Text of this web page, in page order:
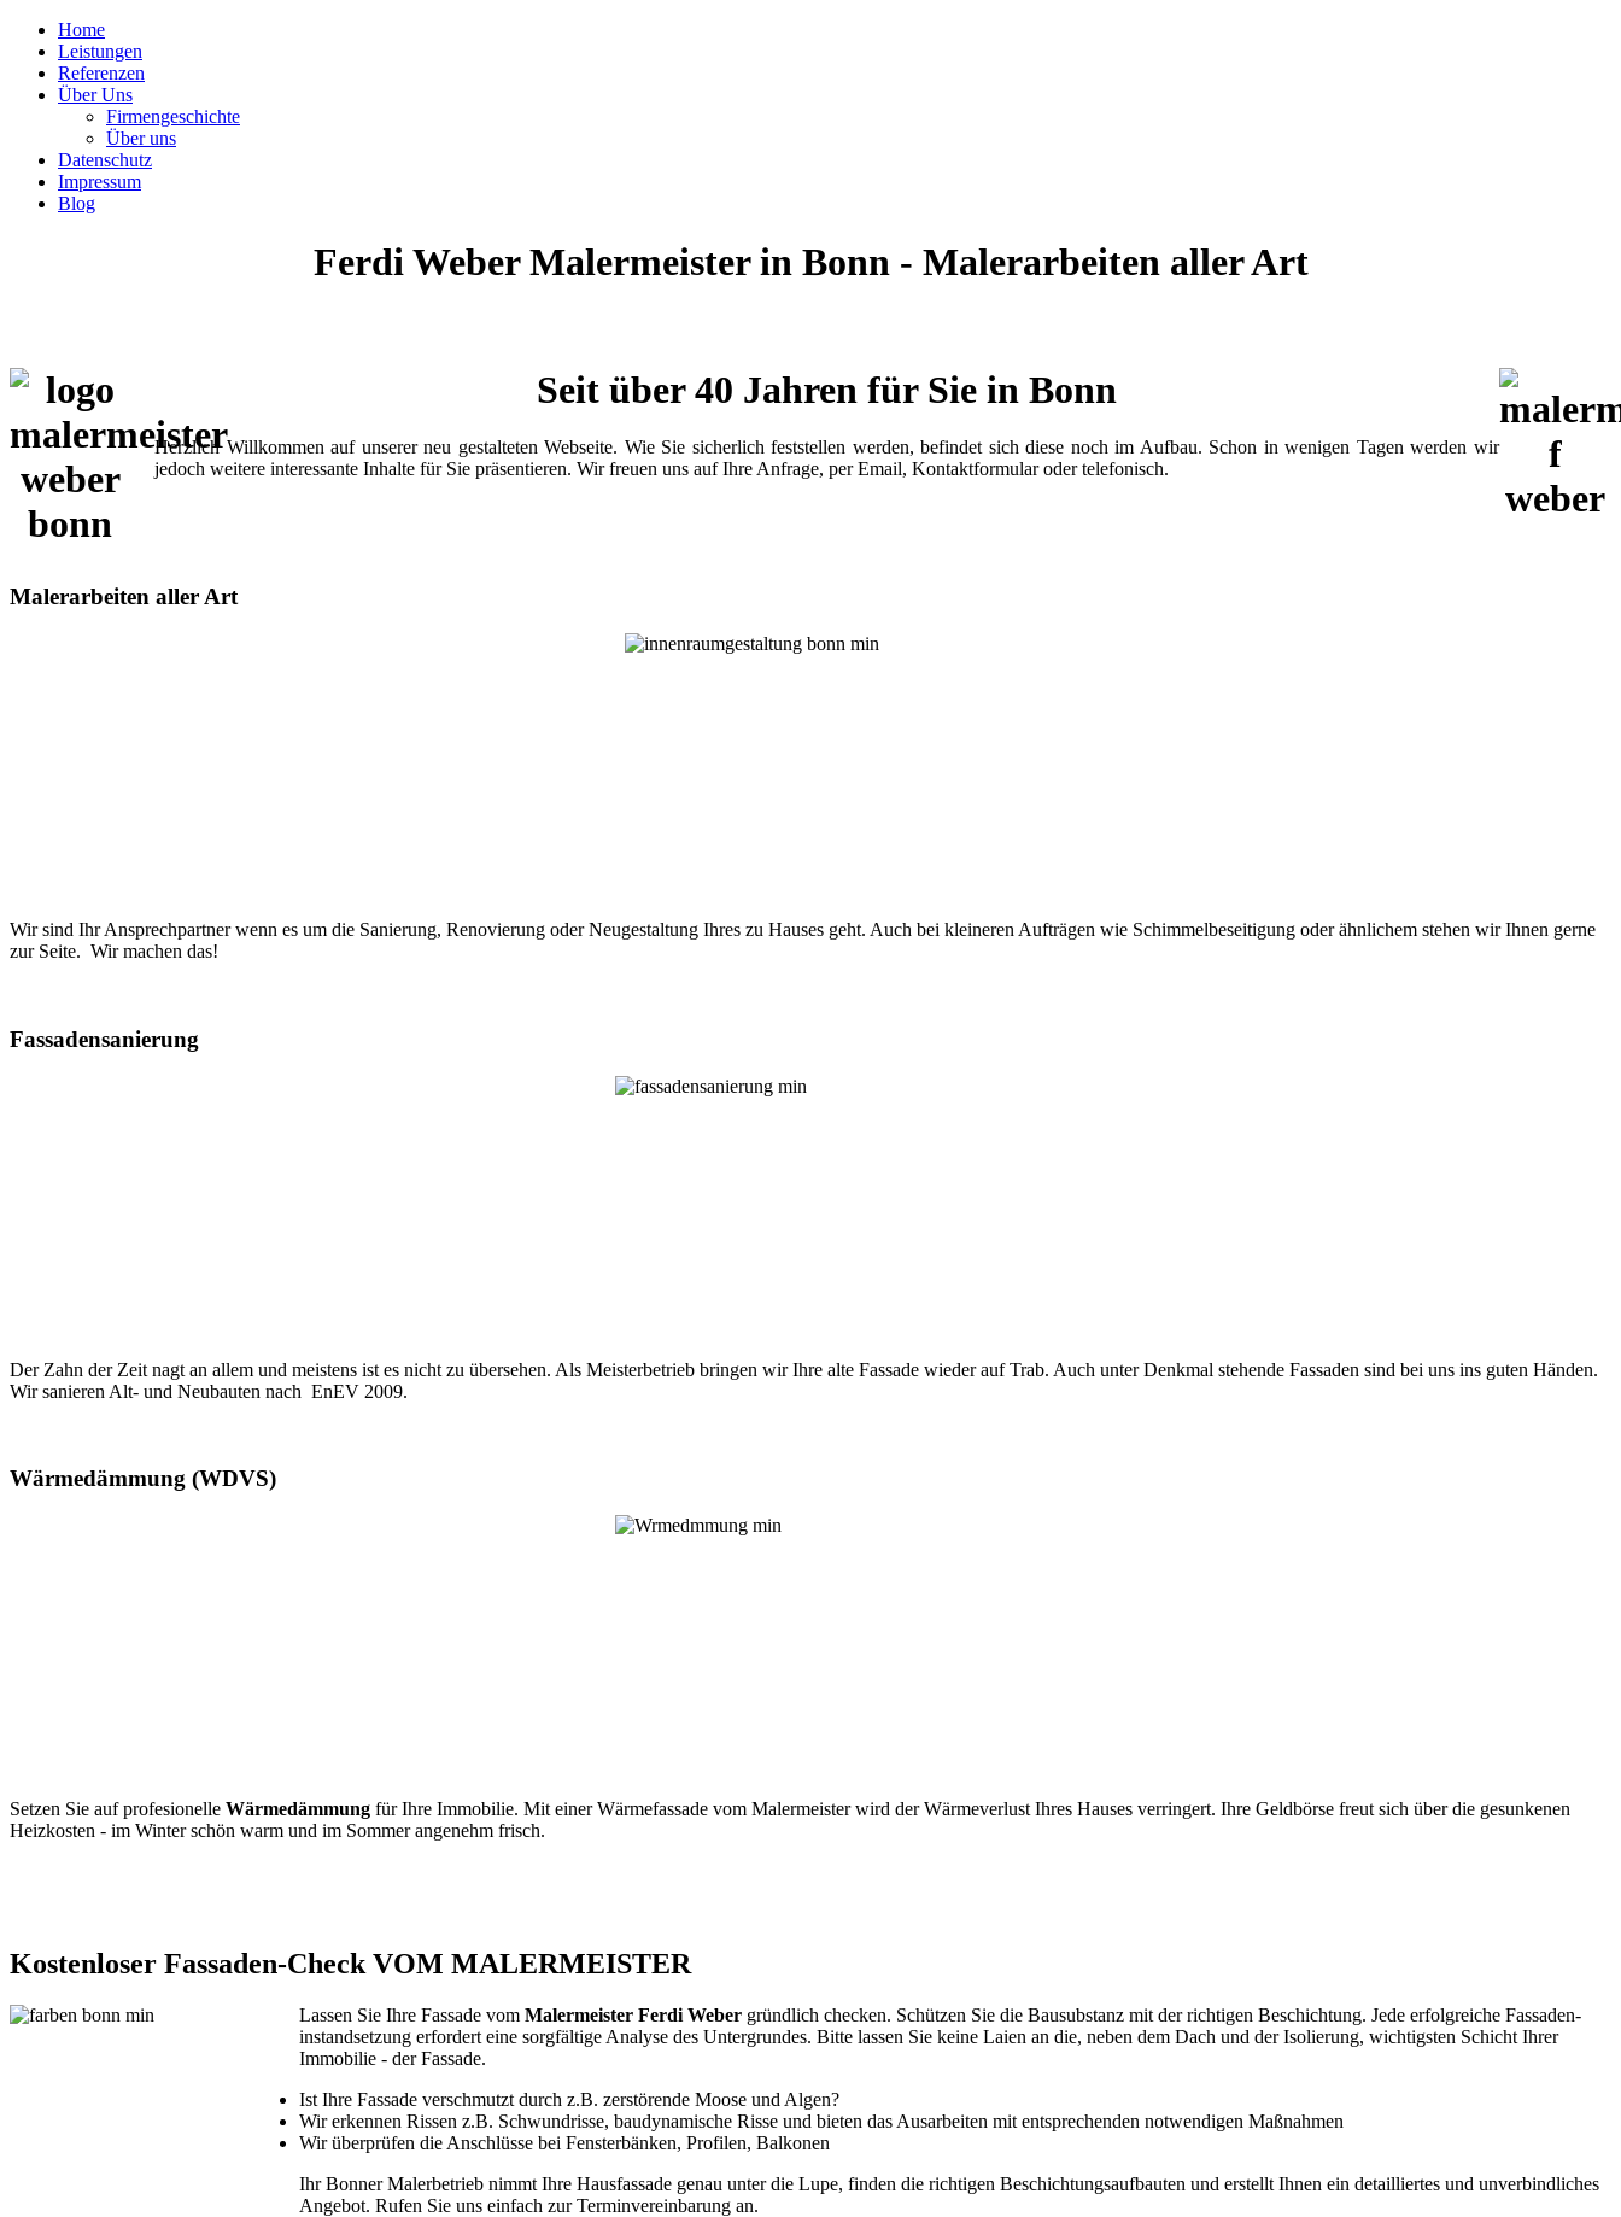
Home
Leistungen
Referenzen
Über Uns
Firmengeschichte
Über uns
Datenschutz
Impressum
Blog
Ferdi Weber Malermeister in Bonn - Malerarbeiten aller Art
Seit über 40 Jahren für Sie in Bonn
Herzlich Willkommen auf unserer neu gestalteten Webseite. Wie Sie sicherlich feststellen werden, befindet sich diese noch im Aufbau. Schon in wenigen Tagen werden wir
jedoch weitere interessante Inhalte für Sie präsentieren. Wir freuen uns auf Ihre Anfrage, per Email, Kontaktformular oder telefonisch.
Malerarbeiten aller Art
Wir sind Ihr Ansprechpartner wenn es um die Sanierung, Renovierung oder Neugestaltung Ihres zu Hauses geht. Auch bei kleineren Aufträgen wie Schimmelbeseitigung oder ähnlichem stehen wir Ihnen gerne
zur Seite. Wir machen das!
Fassadensanierung
Der Zahn der Zeit nagt an allem und meistens ist es nicht zu übersehen. Als Meisterbetrieb bringen wir Ihre alte Fassade wieder auf Trab. Auch unter Denkmal stehende Fassaden sind bei uns ins guten Händen.
Wir sanieren Alt- und Neubauten nach EnEV 2009.
Wärmedämmung (WDVS)
Setzen Sie auf profesionelle Wärmedämmung für Ihre Immobilie. Mit einer Wärmefassade vom Malermeister wird der Wärmeverlust Ihres Hauses verringert. Ihre Geldbörse freut sich über die gesunkenen
Heizkosten - im Winter schön warm und im Sommer angenehm frisch.
Kostenloser Fassaden-Check VOM MALERMEISTER
Lassen Sie Ihre Fassade vom Malermeister Ferdi Weber gründlich checken. Schützen Sie die Bausubstanz mit der richtigen Beschichtung. Jede erfolgreiche Fassaden-
instandsetzung erfordert eine sorgfältige Analyse des Untergrundes. Bitte lassen Sie keine Laien an die, neben dem Dach und der Isolierung, wichtigsten Schicht Ihrer
Immobilie - der Fassade.
Ist Ihre Fassade verschmutzt durch z.B. zerstörende Moose und Algen?
Wir erkennen Rissen z.B. Schwundrisse, baudynamische Risse und bieten das Ausarbeiten mit entsprechenden notwendigen Maßnahmen
Wir überprüfen die Anschlüsse bei Fensterbänken, Profilen, Balkonen
Ihr Bonner Malerbetrieb nimmt Ihre Hausfassade genau unter die Lupe, finden die richtigen Beschichtungsaufbauten und erstellt Ihnen ein detailliertes und unverbindliches
Angebot. Rufen Sie uns einfach zur Terminvereinbarung an.